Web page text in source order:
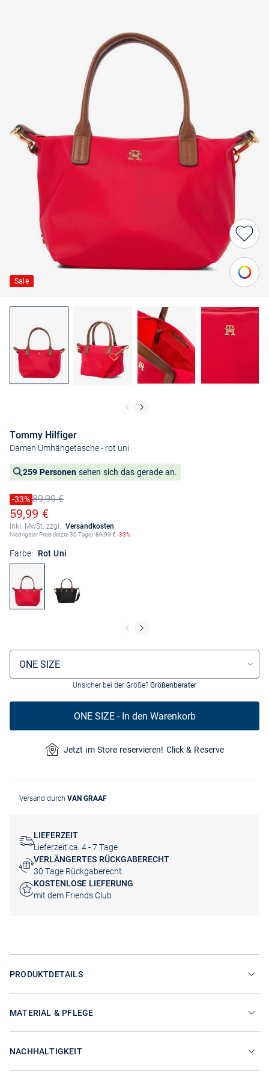
Sale
Tommy Hilfiger
Damen Umhängetasche- rot uni
259 Personen sehen sich das gerade an.
Preis reduziert um
-33%
Alter Preis89,99 €
Ermäßigter Preis
59,99 €
Inkl. MwSt. zzgl. Versandkosten
Niedrigster Preis (letzte 30 Tage):89,99€ -33%
Farbe: Rot Uni
Größenauswahl
ONE SIZE
Unsicher bei der Größe? Größenberater
ONE SIZE - In den Warenkorb
Jetzt im Store reservieren! Click & Reserve
Versand durch VAN GRAAF
LIEFERZEIT
Lieferzeit ca. 4 - 7 Tage
VERLÄNGERTES RÜCKGABERECHT
30 Tage Rückgaberecht
KOSTENLOSE LIEFERUNG
mit dem Friends Club
PRODUKTDETAILS
MATERIAL & PFLEGE
NACHHALTIGKEIT